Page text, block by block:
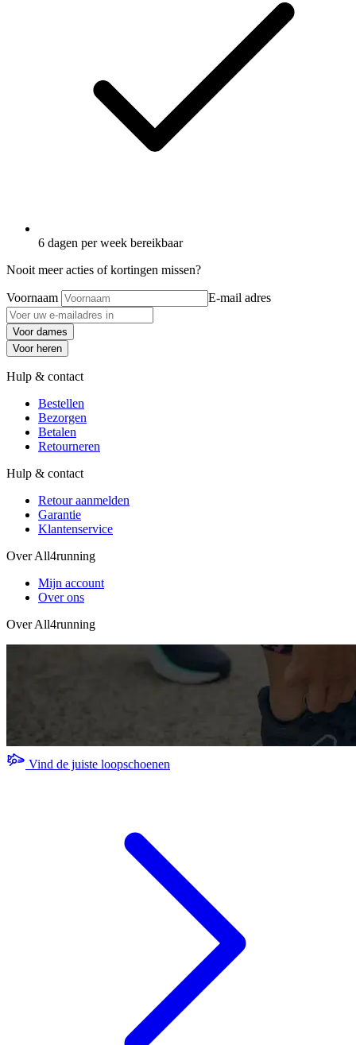
6 dagen per week bereikbaar
Nooit meer acties of kortingen missen?
Voornaam E-mail adres
Voor dames
Voor heren
Hulp & contact
Bestellen
Bezorgen
Betalen
Retourneren
Hulp & contact
Retour aanmelden
Garantie
Klantenservice
Over All4running
Mijn account
Over ons
Over All4running
Vind de juiste loopschoenen